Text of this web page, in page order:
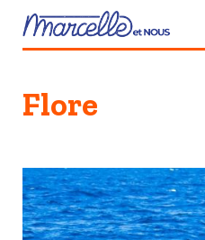
Flore